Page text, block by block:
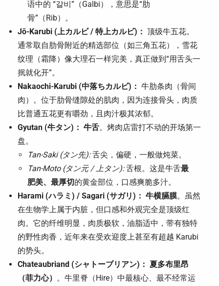
语中的 “갈비”（Galbi），意思是“肋
骨”（Rib）。
Jō-Karubi (上カルビ / 特上カルビ)： 顶级牛五花。
通常取自肋骨附近的精选部位（如三角五花），雪花
纹理（霜降）像大理石一样完美，真正做到“用舌头一
抿就化开”。
Nakaochi-Karubi (中落ちカルビ)： 牛肋条肉（骨间
肉）。位于肋骨缝隙处的肌肉，因为连接骨头，肉质
比普通五花更有嚼劲，且肉汁极其浓郁。
Gyutan (牛タン)： 牛舌。烤肉店雷打不动的开场第一
盘。
Tan-Saki (タン先):舌尖，偏硬，一般做炖菜。
Tan-Moto (タン元 / 上タン):舌根。这是牛舌最
肥美、最厚切的黄金部位，口感爽脆多汁。
Harami (ハラミ) / Sagari (サガリ)： 牛横膈膜。虽然
在生物学上属于内脏，但口感和外观完全是顶级红
肉。它的纤维明显，肉质极软，油脂适中，带有独特
的野性肉香，近年来在受欢迎度上甚至有超越 Karubi
的势头。
Chateaubriand (シャトーブリアン)： 夏多布里昂
（菲力心） 。牛里脊（Hire）中最核心、最不经常运